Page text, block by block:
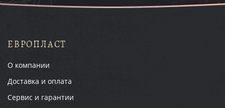
ЕВРОПЛАСТ
О компании
Доставка и оплата
Сервис и гарантии